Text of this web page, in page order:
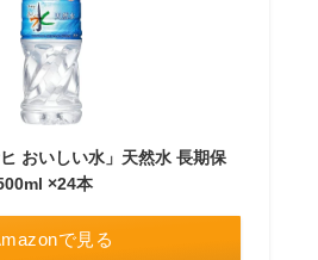
おいしい水」天然水 長期保
×24本
で見る